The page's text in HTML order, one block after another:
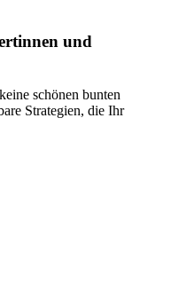
und
schönen bunten
Strategien, die Ihr